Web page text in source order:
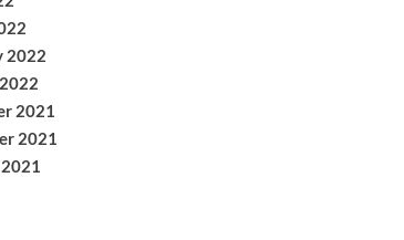
2022
2021
2021